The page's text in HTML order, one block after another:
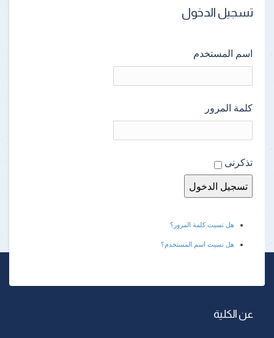
تسجيل الدخول
اسم المستخدم
كلمة المرور
تذكرنى
هل نسيت كلمة المرور؟
هل نسيت اسم المستخدم؟
عن الكلية